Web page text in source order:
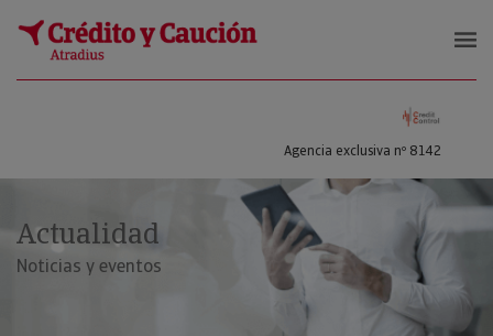
CARRIZOSA SANCHEZ, EMILIO
Agencia exclusiva nº 8142
Actualidad
Noticias y eventos